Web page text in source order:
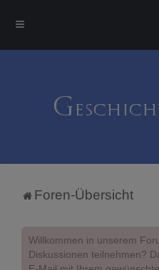
Foren-Übersicht
Willkommen in unserem
Diskussionen teilnehmen?